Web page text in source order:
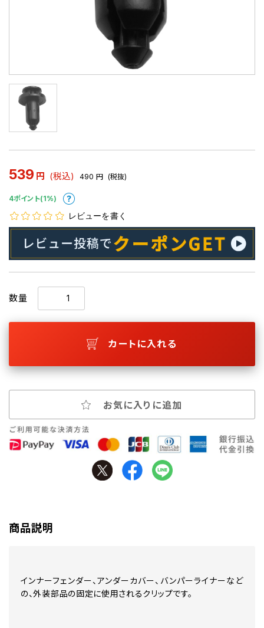
539 円 (税込) 490 円 (税抜)
4ポイント(1%)
レビューを書く
数量
カートに入れる
お気に入りに追加
商品説明
インナーフェンダー、アンダーカバー、バンパーライナーなど
の、外装部品の固定に使用されるクリップです。